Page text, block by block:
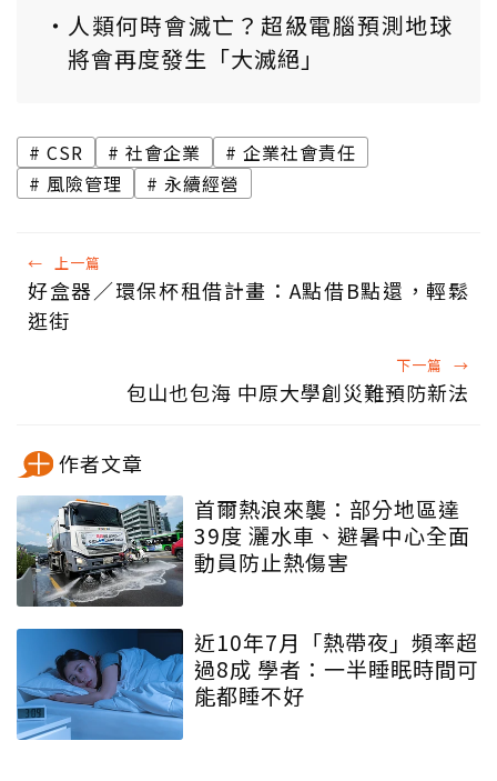
人類何時會滅亡？超級電腦預測地球
將會再度發生「大滅絕」
CSR 社會企業
企業社會責任
風險管理
永續經營
← 上一篇
好盒器／環保杯租借計畫：A點借B點還，輕鬆
逛街
下一篇 →
包山也包海 中原大學創災難預防新法
作者文章
首爾熱浪來襲：部分地區達
39度 灑水車、避暑中心全面
動員防止熱傷害
近10年7月「熱帶夜」頻率超
過8成 學者：一半睡眠時間可
能都睡不好